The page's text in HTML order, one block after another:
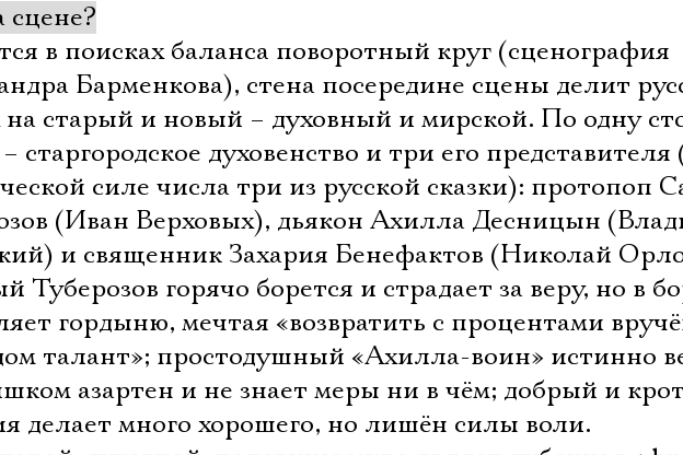
сцене?
в поисках баланса поворотный круг (сценография
Барменкова), стена посередине сцены делит
на старый и новый – духовный и мирской. По одну
старгородское духовенство и три его
силе числа три из русской сказки): протопоп
(Иван Верховых), дьякон Ахилла Десницын
и священник Захария Бенефактов (Николай
Туберозов горячо борется и страдает за веру, но в
гордыню, мечтая «возвратить с процентами
талант»; простодушный «Ахилла-воин» истинно
азартен и не знает меры ни в чём; добрый и
делает много хорошего, но лишён силы воли.